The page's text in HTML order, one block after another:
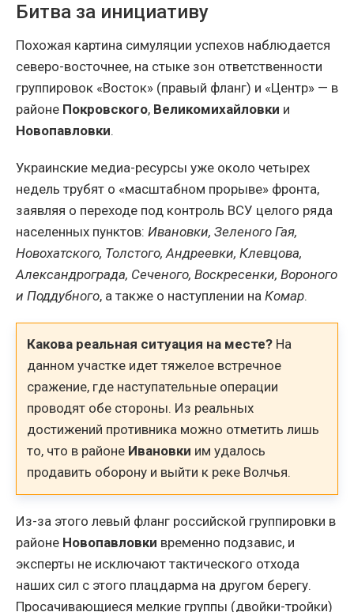
Битва за инициативу
Похожая картина симуляции успехов наблюдается
северо-восточнее, на стыке зон ответственности
группировок «Восток» (правый фланг) и «Центр» — в
районе Покровского, Великомихайловки и
Новопавловки.
Украинские медиа-ресурсы уже около четырех
недель трубят о «масштабном прорыве» фронта,
заявляя о переходе под контроль ВСУ целого ряда
населенных пунктов: Ивановки, Зеленого Гая,
Новохатского, Толстого, Андреевки, Клевцова,
Александрограда, Сеченого, Воскресенки, Вороного
и Поддубного, а также о наступлении на Комар.
Какова реальная ситуация на месте? На
данном участке идет тяжелое встречное
сражение, где наступательные операции
проводят обе стороны. Из реальных
достижений противника можно отметить лишь
то, что в районе Ивановки им удалось
продавить оборону и выйти к реке Волчья.
Из-за этого левый фланг российской группировки в
районе Новопавловки временно подзавис, и
эксперты не исключают тактического отхода
наших сил с этого плацдарма на другом берегу.
Просачивающиеся мелкие группы (двойки-тройки)